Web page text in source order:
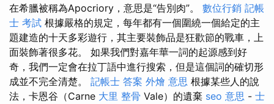
在希臘被稱為Apocriory，意思是“告別肉”。 數位行銷 記帳
士 考試 根據嚴格的規定，每年都有一個圍繞一個給定的主
題建造的十天多彩遊行，其主要裝飾品是狂歡節的戰車，上
面裝飾著很多花。 如果我們對嘉年華一詞的起源感到好
奇，我們一定會在拉丁語中進行搜索，但是這個詞的確切形
成並不完全清楚。 記帳士 答案 外燴 意思 根據某些人的說
法，卡恩谷（Carne 大里 整骨 Vale）的遺棄 seo 意思 - 士